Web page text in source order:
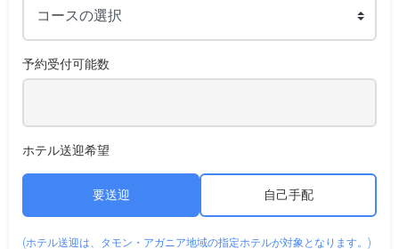
予約受付可能数
ホテル送迎希望
要送迎 自己手配
(ホテル送迎は、タモン・アガニア地域の指定ホテルが対象となります。)